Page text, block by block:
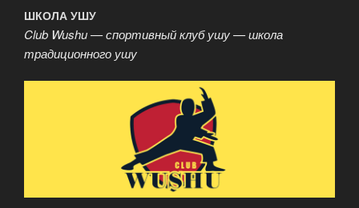
ШКОЛА УШУ
Club Wushu — спортивный клуб ушу — школа
традиционного ушу